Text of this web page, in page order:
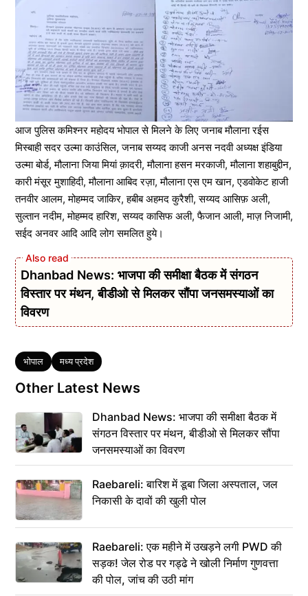
आज पुलिस कमिश्नर महोदय भोपाल से मिलने के लिए जनाब मौलाना रईस
मिस्बाही सदर उल्मा काउंसिल, जनाब सय्यद काजी अनस नदवी अध्यक्ष इंडिया
उल्मा बोर्ड, मौलाना जिया मियां क़ादरी, मौलाना हसन मरकाजी, मौलाना शहाबुद्दीन,
कारी मंसूर मुशाहिदी, मौलाना आबिद रज़ा, मौलाना एस एम खान, एडवोकेट हाजी
तनवीर आलम, मोहम्मद जाकिर, हबीब अहमद कुरैशी, सय्यद आसिफ़ अली,
सुल्तान नदीम, मोहम्मद हारिश, सय्यद कासिफ अली, फैजान आली, माज़ निजामी,
सईद अनवर आदि आदि लोग समलित हुये।
Dhanbad News: भाजपा की समीक्षा बैठक में संगठन
विस्तार पर मंथन, बीडीओ से मिलकर सौंपा जनसमस्याओं का
विवरण
Tags
भोपाल मध्य प्रदेश
Other Latest News
Dhanbad News: भाजपा की समीक्षा बैठक में
संगठन विस्तार पर मंथन, बीडीओ से मिलकर सौंपा
जनसमस्याओं का विवरण
Raebareli: बारिश में डूबा जिला अस्पताल, जल
निकासी के दावों की खुली पोल
Raebareli: एक महीने में उखड़ने लगी PWD की
सड़क! जेल रोड पर गड्ढे ने खोली निर्माण गुणवत्ता
की पोल, जांच की उठी मांग